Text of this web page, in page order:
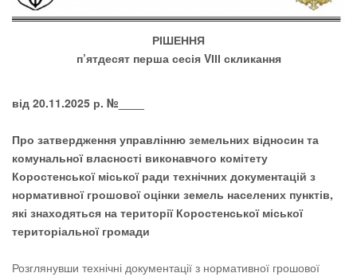
РІШЕННЯ
п’ятдесят перша сесія VІІІ скликання
від 20.11.2025 р. №____
Про затвердження управлінню земельних відносин та
комунальної власності виконавчого комітету
Коростенської міської ради технічних документацій з
нормативної грошової оцінки земель населених пунктів,
які знаходяться на території Коростенської міської
територіальної громади
Розглянувши технічні документації з нормативної грошової